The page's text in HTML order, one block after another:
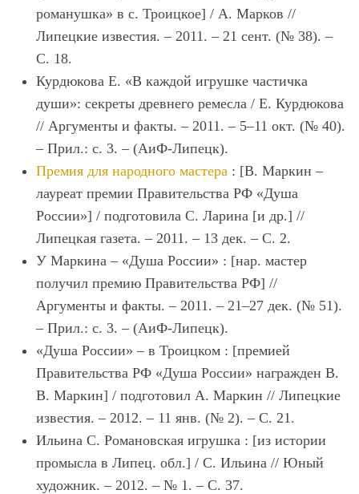
романушка» в с. Троицкое] / А. Марков //
Липецкие известия. – 2011. – 21 сент. (№ 38). –
С. 18.
Курдюкова Е. «В каждой игрушке частичка
души»: секреты древнего ремесла / Е. Курдюкова
// Аргументы и факты. – 2011. – 5–11 окт. (№ 40).
– Прил.: с. 3. – (АиФ-Липецк).
Премия для народного мастера : [В. Маркин –
лауреат премии Правительства РФ «Душа
России»] / подготовила С. Ларина [и др.] //
Липецкая газета. – 2011. – 13 дек. – С. 2.
У Маркина – «Душа России» : [нар. мастер
получил премию Правительства РФ] //
Аргументы и факты. – 2011. – 21–27 дек. (№ 51).
– Прил.: с. 3. – (АиФ-Липецк).
«Душа России» – в Троицком : [премией
Правительства РФ «Душа России» награжден В.
В. Маркин] / подготовил А. Маркин // Липецкие
известия. – 2012. – 11 янв. (№ 2). – С. 21.
Ильина С. Романовская игрушка : [из истории
промысла в Липец. обл.] / С. Ильина // Юный
художник. – 2012. – № 1. – С. 37.